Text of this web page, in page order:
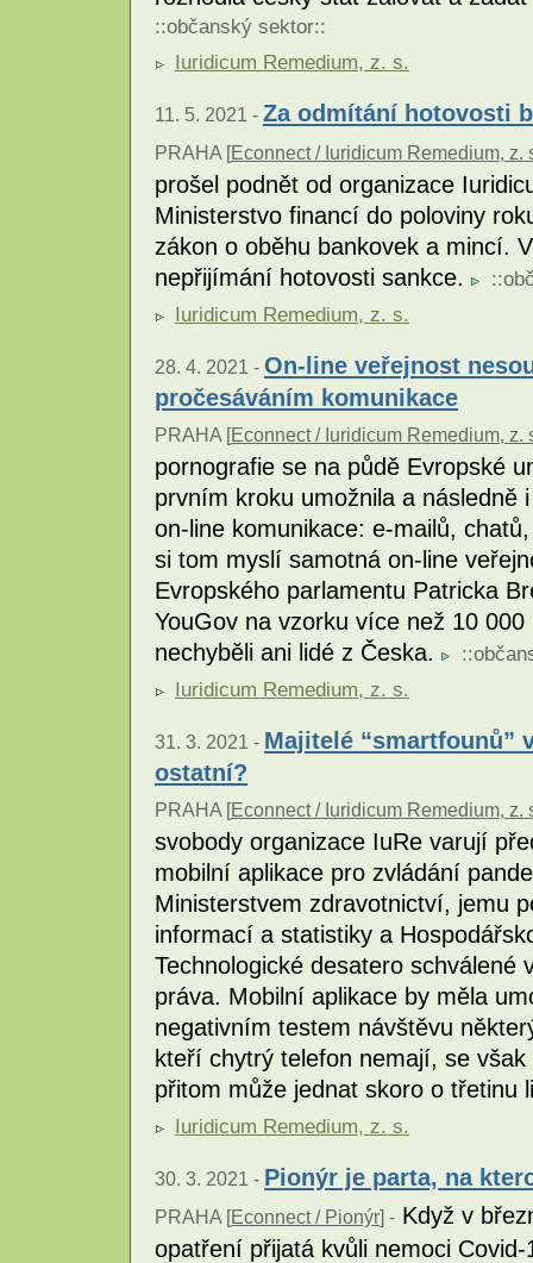
::občanský sektor::
Iuridicum Remedium, z. s.
11. 5. 2021 - Za odmítání hotovosti
PRAHA [Econnect / Iuridicum Remedium, z.
prošel podnět od organizace
Ministerstvo financí do poloviny
zákon o oběhu bankovek a mincí.
nepřijímání hotovosti sankce.
::
Iuridicum Remedium, z. s.
28. 4. 2021 - On-line veřejnost
pročesáváním komunikace
PRAHA [Econnect / Iuridicum Remedium, z.
pornografie se na půdě Evropské
prvním kroku umožnila a následně
on-line komunikace: e-mailů,
si tom myslí samotná on-line
Evropského parlamentu Patricka
YouGov na vzorku více než 10
nechyběli ani lidé z Česka.
::
Iuridicum Remedium, z. s.
31. 3. 2021 - Majitelé “smartfounů”
ostatní?
PRAHA [Econnect / Iuridicum Remedium, z.
svobody organizace IuRe varují
mobilní aplikace pro zvládání
Ministerstvem zdravotnictví, jemu
informací a statistiky a
Technologické desatero schválené
práva. Mobilní aplikace by měla
negativním testem návštěvu
kteří chytrý telefon nemají, se
přitom může jednat skoro o třetinu
Iuridicum Remedium, z. s.
30. 3. 2021 - Pionýr je parta, na
PRAHA [Econnect / Pionýr] - Když v
opatření přijatá kvůli nemoci